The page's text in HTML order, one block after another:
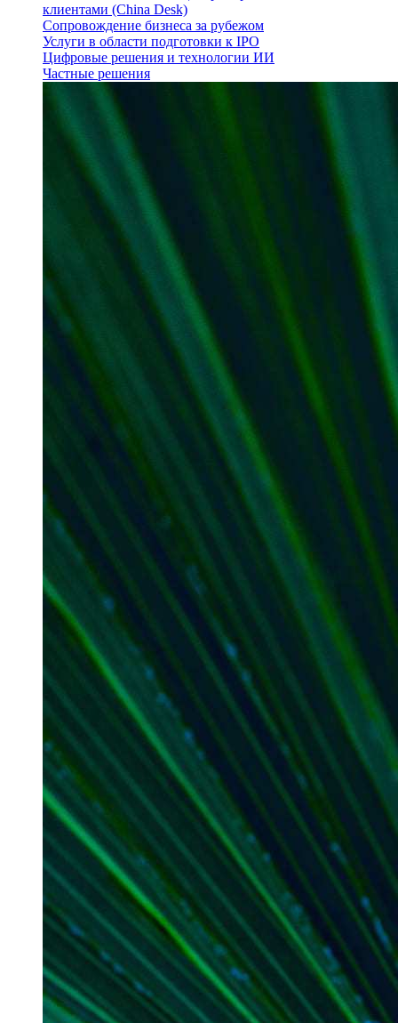
клиентами (China Desk)
Сопровождение бизнеса за рубежом
Услуги в области подготовки к IPO
Цифровые решения и технологии ИИ
Частные решения